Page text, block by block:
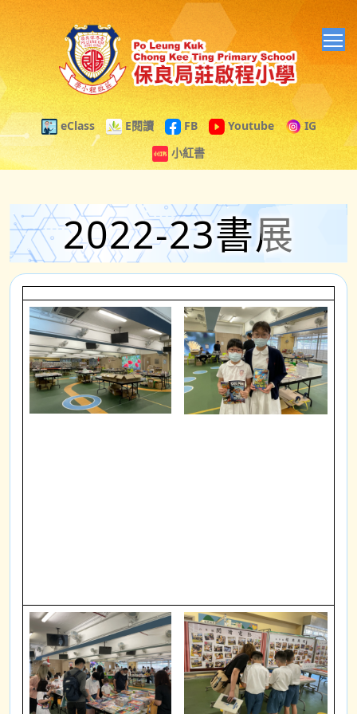
eClass E閱讀 FB Youtube
IG
小紅書
2022-23書展